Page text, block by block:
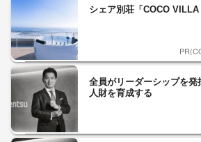
シェア別荘「COCO
全員がリーダーシップを発
人財を育成する